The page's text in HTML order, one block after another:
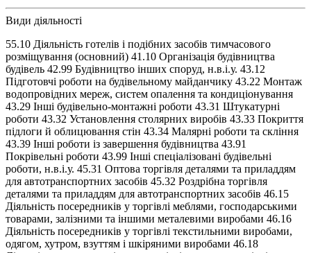
Види діяльності
55.10 Діяльність готелів і подібних засобів тимчасового
розміщування (основний) 41.10 Організація будівництва
будівель 42.99 Будівництво інших споруд, н.в.і.у. 43.12
Підготовчі роботи на будівельному майданчику 43.22 Монтаж
водопровідних мереж, систем опалення та кондиціонування
43.29 Інші будівельно-монтажні роботи 43.31 Штукатурні
роботи 43.32 Установлення столярних виробів 43.33 Покриття
підлоги й облицювання стін 43.34 Малярні роботи та скління
43.39 Інші роботи із завершення будівництва 43.91
Покрівельні роботи 43.99 Інші спеціалізовані будівельні
роботи, н.в.і.у. 45.31 Оптова торгівля деталями та приладдям
для автотранспортних засобів 45.32 Роздрібна торгівля
деталями та приладдям для автотранспортних засобів 46.15
Діяльність посередників у торгівлі меблями, господарськими
товарами, залізними та іншими металевими виробами 46.16
Діяльність посередників у торгівлі текстильними виробами,
одягом, хутром, взуттям і шкіряними виробами 46.18